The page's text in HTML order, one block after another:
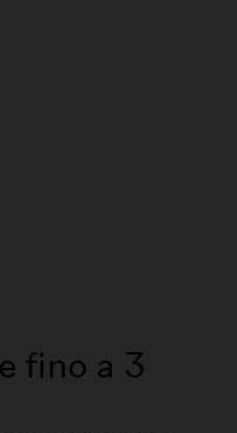
fino a 3